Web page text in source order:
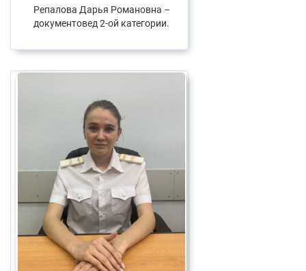
Репалова Дарья Романовна –
документовед 2-ой категории.